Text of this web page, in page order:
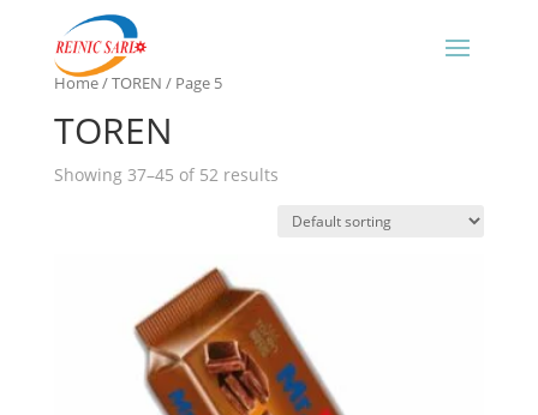
Home/TOREN / Page 5
TOREN
Showing 37–45 of 52 results